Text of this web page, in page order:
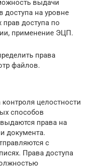
выдачи
доступа на уровне
прав доступа по
применение ЭЦП.
права
файлов.
целостности
способов
права на
документа.
с
Права доступа